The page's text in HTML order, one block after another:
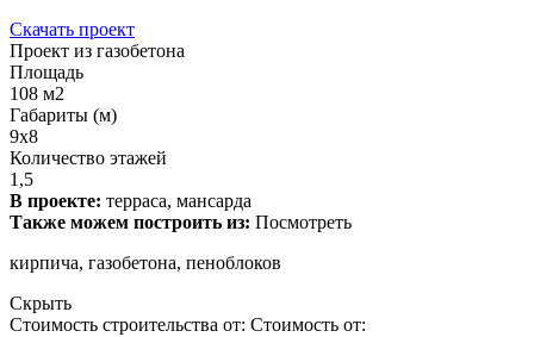
Скачать проект
Проект из газобетона
Площадь
108 м2
Габариты (м)
9x8
Количество этажей
1,5
В проекте: терраса, мансарда
Также можем построить из: Посмотреть
кирпича, газобетона, пеноблоков
Скрыть
Стоимость строительства от: Стоимость от: